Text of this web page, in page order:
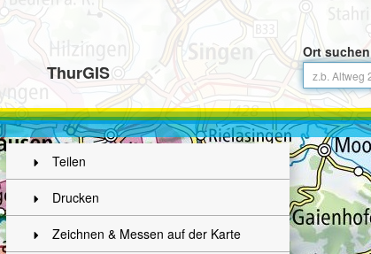
ThurGIS
Ort
Teilen
Drucken
Zeichnen & Messen auf der Karte